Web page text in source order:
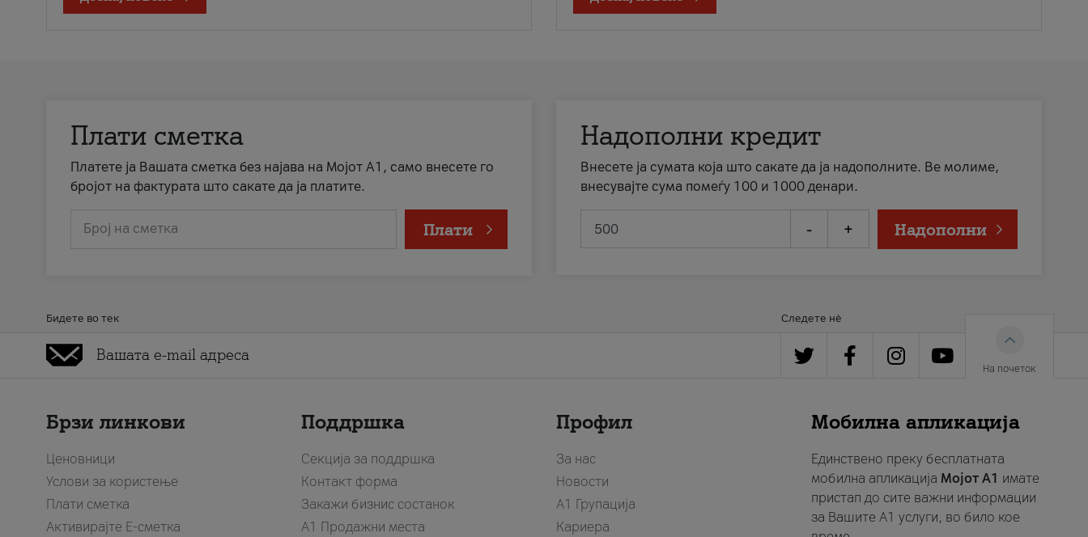
Плати сметка
Платете ја Вашата сметка без најава на Мојот А1, само внесете го
бројот на фактурата што сакате да ја платите.
Број на сметка Плати
Надополни кредит
Внесете ја сумата која што сакате да ја надополните. Ве молиме,
внесувајте сума помеѓу 100 и 1000 денари.
- + Надополни
Бидете во тек Следете нè
На почеток
Брзи линкови
Ценовници
Услови за користење
Плати сметка
Активирајте Е-сметка
Поддршка
Секција за поддршка
Контакт форма
Закажи бизнис состанок
A1 Продажни места
Профил
За нас
Новости
А1 Групација
Кариера
Мобилна апликација
Единствено преку бесплатната
мобилна апликација Мојот A1 имате
пристап до сите важни информации
за Вашите A1 услуги, во било кое